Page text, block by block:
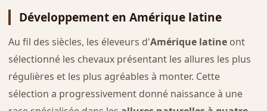
Développement en Amérique latine
Au fil des siècles, les éleveurs d'Amérique latineont
sélectionné les chevaux présentant les allures les plus
régulières et les plus agréables à monter. Cette
sélection a progressivement donné naissance à une